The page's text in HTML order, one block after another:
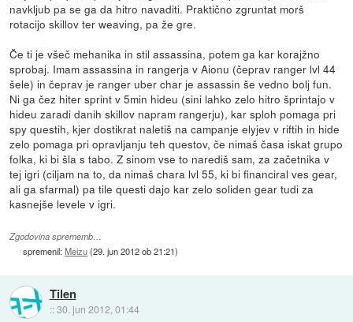
navkljub pa se ga da hitro navaditi. Praktično zgruntat morš
rotacijo skillov ter weaving, pa že gre.
Če ti je všeč mehanika in stil assassina, potem ga kar korajžno
sprobaj. Imam assassina in rangerja v Aionu (čeprav ranger lvl 44
šele) in čeprav je ranger uber char je assassin še vedno bolj fun.
Ni ga čez hiter sprint v 5min hideu (sini lahko zelo hitro šprintajo v
hideu zaradi danih skillov napram rangerju), kar sploh pomaga pri
spy questih, kjer dostikrat naletiš na campanje elyjev v riftih in hide
zelo pomaga pri opravljanju teh questov, če nimaš časa iskat grupo
folka, ki bi šla s tabo. Z sinom vse to narediš sam, za začetnika v
tej igri (ciljam na to, da nimaš chara lvl 55, ki bi financiral ves gear,
ali ga sfarmal) pa tile questi dajo kar zelo soliden gear tudi za
kasnejše levele v igri.
Zgodovina sprememb…
spremenil:Meizu(29. jun 2012 ob 21:21)
Tilen
::30. jun 2012, 01:44